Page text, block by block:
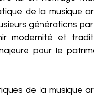
de la musique
générations
modernité et
pour le
de la musique